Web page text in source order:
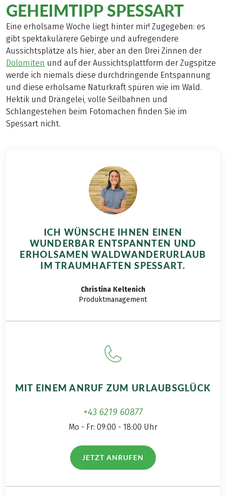
GEHEIMTIPP SPESSART
Eine erholsame Woche liegt hinter mir! Zugegeben: es
gibt spektakulärere Gebirge und aufregendere
Aussichtsplätze als hier, aber an den Drei Zinnen der
Dolomiten und auf der Aussichtsplattform der Zugspitze
werde ich niemals diese durchdringende Entspannung
und diese erholsame Naturkraft spüren wie im Wald.
Hektik und Drängelei, volle Seilbahnen und
Schlangestehen beim Fotomachen finden Sie im
Spessart nicht.
ICH WÜNSCHE IHNEN EINEN
WUNDERBAR ENTSPANNTEN UND
ERHOLSAMEN WALDWANDERURLAUB
IM TRAUMHAFTEN SPESSART.
Christina Keltenich
Produktmanagement
MIT EINEM ANRUF ZUM URLAUBSGLÜCK
+43 6219 60877
Mo - Fr: 09:00 - 18:00 Uhr
JETZT ANRUFEN(LINK ÖFFNET IN NEUEM TAB)